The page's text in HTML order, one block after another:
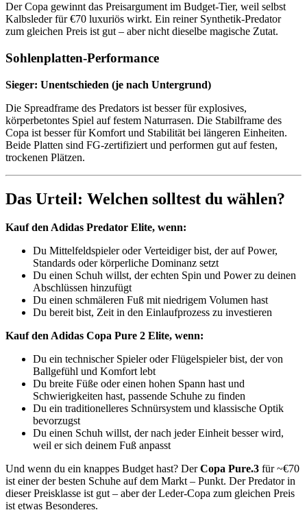
Der Copa gewinnt das Preisargument im Budget-Tier, weil selbst
Kalbsleder für €70 luxuriös wirkt. Ein reiner Synthetik-Predator
zum gleichen Preis ist gut – aber nicht dieselbe magische Zutat.
Sohlenplatten-Performance
Sieger: Unentschieden (je nach Untergrund)
Die Spreadframe des Predators ist besser für explosives,
körperbetontes Spiel auf festem Naturrasen. Die Stabilframe des
Copa ist besser für Komfort und Stabilität bei längeren Einheiten.
Beide Platten sind FG-zertifiziert und performen gut auf festen,
trockenen Plätzen.
Das Urteil: Welchen solltest du wählen?
Kauf den Adidas Predator Elite, wenn:
Du Mittelfeldspieler oder Verteidiger bist, der auf Power,
Standards oder körperliche Dominanz setzt
Du einen Schuh willst, der echten Spin und Power zu deinen
Abschlüssen hinzufügt
Du einen schmäleren Fuß mit niedrigem Volumen hast
Du bereit bist, Zeit in den Einlaufprozess zu investieren
Kauf den Adidas Copa Pure 2 Elite, wenn:
Du ein technischer Spieler oder Flügelspieler bist, der von
Ballgefühl und Komfort lebt
Du breite Füße oder einen hohen Spann hast und
Schwierigkeiten hast, passende Schuhe zu finden
Du ein traditionelleres Schnürsystem und klassische Optik
bevorzugst
Du einen Schuh willst, der nach jeder Einheit besser wird,
weil er sich deinem Fuß anpasst
Und wenn du ein knappes Budget hast? DerCopa Pure.3 für ~€70
ist einer der besten Schuhe auf dem Markt – Punkt. Der Predator in
dieser Preisklasse ist gut – aber der Leder-Copa zum gleichen Preis
ist etwas Besonderes.